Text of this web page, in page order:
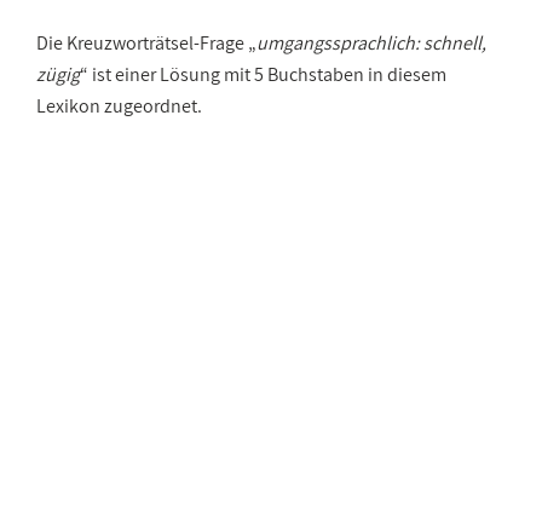
Die Kreuzworträtsel-Frage „umgangssprachlich: schnell,
zügig“ ist einer Lösung mit 5 Buchstaben in diesem
Lexikon zugeordnet.